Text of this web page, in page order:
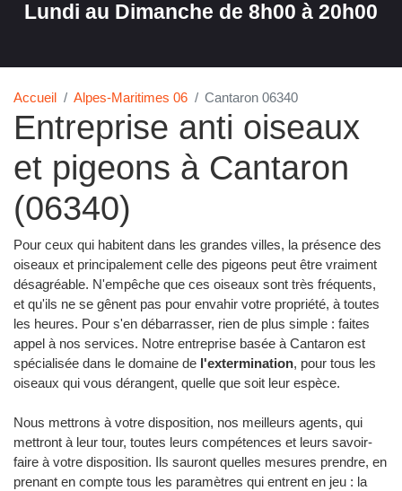
Lundi au Dimanche de 8h00 à 20h00
Accueil Alpes-Maritimes 06 Cantaron 06340
Entreprise anti oiseaux
et pigeons à Cantaron
(06340)
Pour ceux qui habitent dans les grandes villes, la présence des
oiseaux et principalement celle des pigeons peut être vraiment
désagréable. N'empêche que ces oiseaux sont très fréquents,
et qu'ils ne se gênent pas pour envahir votre propriété, à toutes
les heures. Pour s'en débarrasser, rien de plus simple : faites
appel à nos services. Notre entreprise basée à Cantaron est
spécialisée dans le domaine de l'extermination, pour tous les
oiseaux qui vous dérangent, quelle que soit leur espèce.
Nous mettrons à votre disposition, nos meilleurs agents, qui
mettront à leur tour, toutes leurs compétences et leurs savoir-
faire à votre disposition. Ils sauront quelles mesures prendre, en
prenant en compte tous les paramètres qui entrent en jeu : la